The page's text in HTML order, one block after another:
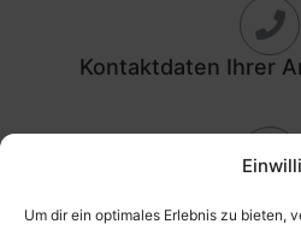
Um dir ein optimales Erlebnis zu bieten,
Kontaktdaten Ihrer